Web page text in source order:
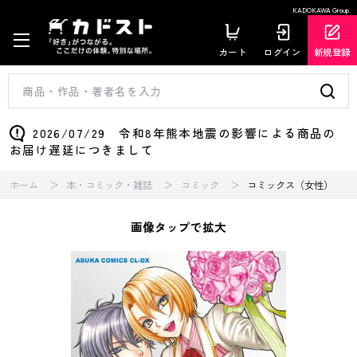
KADOKAWA Group
カート ログイン 新規登録
2026/07/29 令和8年熊本地震の影響による商品の
お届け遅延につきまして
ホーム 本・コミック・雑誌 コミック コミックス（女性）
画像タップで拡大